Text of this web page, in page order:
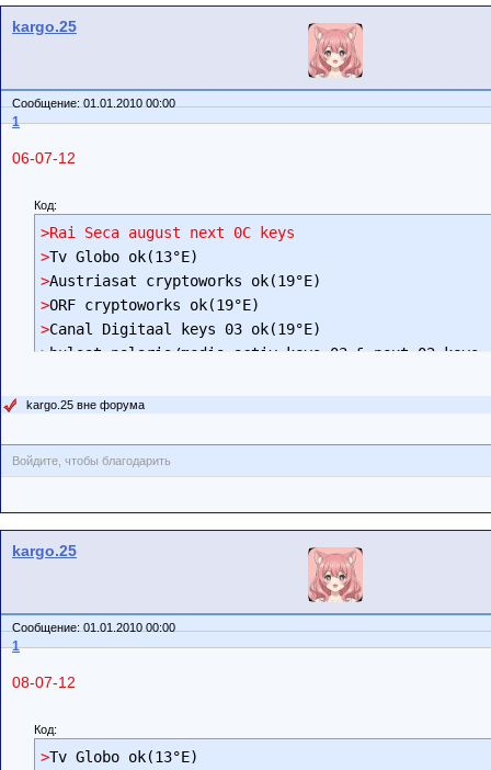
kargo.25
Сообщение: 01.01.2010 00:00
1
06-07-12
Код:
>Rai Seca august next 0C keys
>
>
>
>
> bulsat polaris/media activ keys 03 & next 02 keys
kargo.25 вне форума
Войдите, чтобы благодарить
kargo.25
Сообщение: 01.01.2010 00:00
1
08-07-12
Код:
>